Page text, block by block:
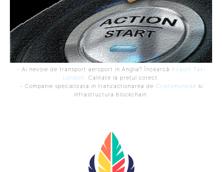
- Ai nevoie de transport aeroport in Anglia? Încearcă Airport Taxi
London. Calitate la prețul corect.
- Companie specializata in tranzactionarea de Criptomonede si
infrastructura blockchain.